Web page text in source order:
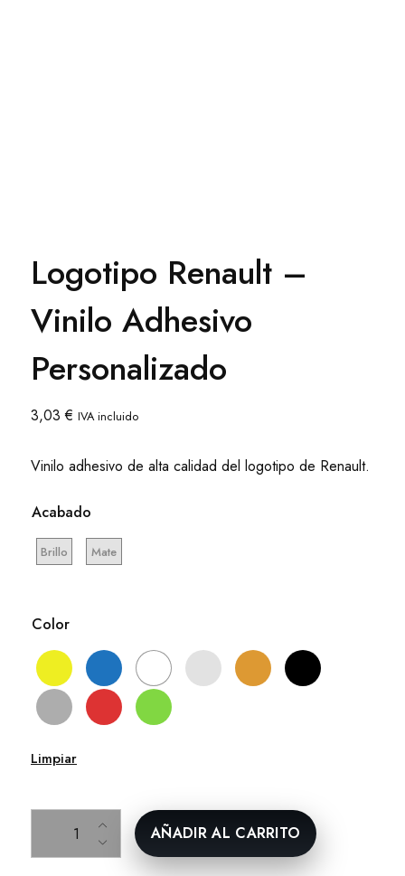
Logotipo Renault –
Vinilo Adhesivo
Personalizado
3,03€ IVA incluido
Vinilo adhesivo de alta calidad del logotipo de Renault.
Acabado
Brillo Mate
Color
Limpiar
Logotipo Renault – Vinilo Adhesivo Personalizado cantidad
AÑADIR AL CARRITO